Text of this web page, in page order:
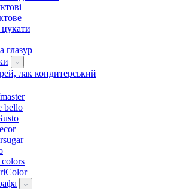
глазур
лак кондитерський
bello